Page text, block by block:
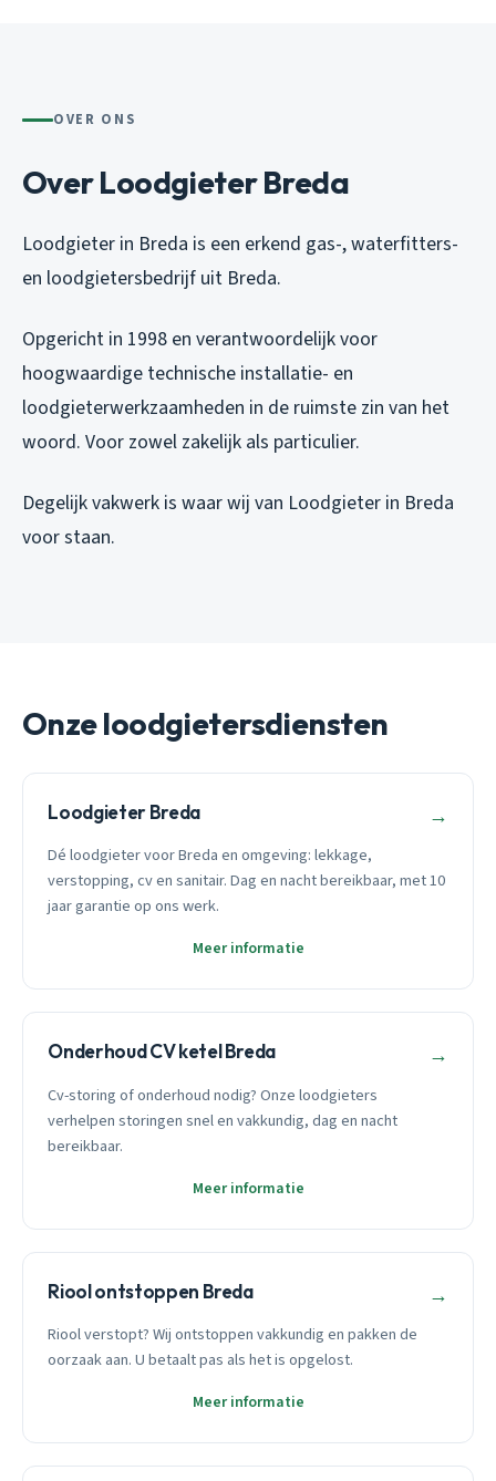
OVER ONS
Over Loodgieter Breda
Loodgieter in Breda is een erkend gas-, waterfitters-
en loodgietersbedrijf uit Breda.
Opgericht in 1998 en verantwoordelijk voor
hoogwaardige technische installatie- en
loodgieterwerkzaamheden in de ruimste zin van het
woord. Voor zowel zakelijk als particulier.
Degelijk vakwerk is waar wij van Loodgieter in Breda
voor staan.
Onze loodgietersdiensten
Loodgieter Breda →
Dé loodgieter voor Breda en omgeving: lekkage,
verstopping, cv en sanitair. Dag en nacht bereikbaar, met 10
jaar garantie op ons werk.
Meer informatie
Onderhoud CV ketel Breda →
Cv-storing of onderhoud nodig? Onze loodgieters
verhelpen storingen snel en vakkundig, dag en nacht
bereikbaar.
Meer informatie
Riool ontstoppen Breda →
Riool verstopt? Wij ontstoppen vakkundig en pakken de
oorzaak aan. U betaalt pas als het is opgelost.
Meer informatie